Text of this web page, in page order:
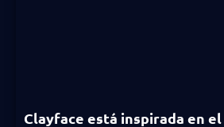
Clayface está inspirada en